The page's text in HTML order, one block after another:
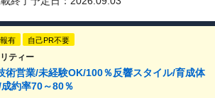
有 自己PR不要
ティー
術営業/未経験OK/100％反響スタイル/育成体
約率70～80％